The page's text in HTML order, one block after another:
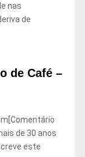
nas
de
de Café –
de 30 anos
este